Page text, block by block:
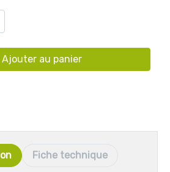
Ajouter au panier
Fiche technique